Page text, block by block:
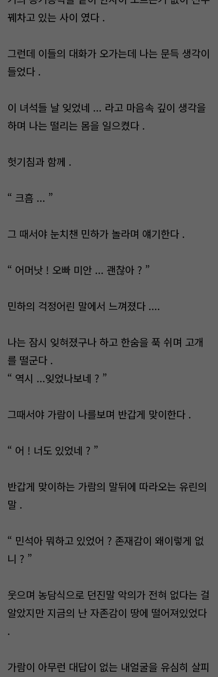
꿰차고 있는 사이 였다 .
그런데 이들의 대화가 오가는데 나는 문득 생각이
들었다 .
이 녀석들 날 잊었네 ... 라고 마음속 깊이 생각을
하며 나는 떨리는 몸을 일으켰다 .
헛기침과 함께 .
“ 크흠 ... ”
그 때서야 눈치챈 민하가 놀라며 얘기한다 .
“ 어머낫 ! 오빠 미안 ... 괜찮아 ? ”
민하의 걱정어린 말에서 느껴졌다 ....
나는 잠시 잊혀졌구나 하고 한숨을 푹 쉬며 고개
를 떨군다 .
“ 역시 ...잊었나보네 ? ”
그때서야 가람이 나를보며 반갑게 맞이한다 .
“ 어 ! 너도 있었네 ? ”
반갑게 맞이하는 가람의 말뒤에 따라오는 유린의
말 .
“ 민석아 뭐하고 있었어 ? 존재감이 왜이렇게 없
니 ? ”
웃으며 농담식으로 던진말 악의가 전혀 없다는 걸
알았지만 지금의 난 자존감이 땅에 떨어져있었다
.
가람이 아무런 대답이 없는 내얼굴을 유심히 살피